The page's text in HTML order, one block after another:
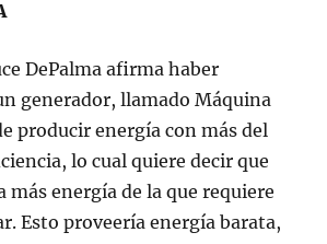
DePalma afirma haber
generador, llamado Máquina
producir energía con más del
lo cual quiere decir que
más energía de la que requiere
Esto proveería energía barata,